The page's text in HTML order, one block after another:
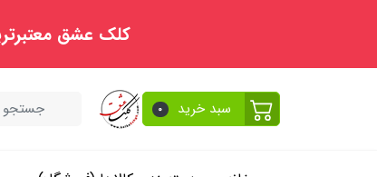
کلک عشق
سبد خرید 0